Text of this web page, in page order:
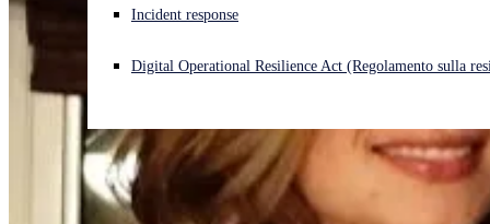
Incident response
Digital Operational Resilience Act (Regolamento sulla